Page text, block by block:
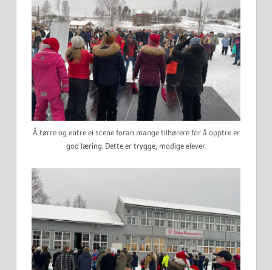
Å tørre og entre ei scene foran mange tilhørere for å opptre er
god læring. Dette er trygge, modige elever.